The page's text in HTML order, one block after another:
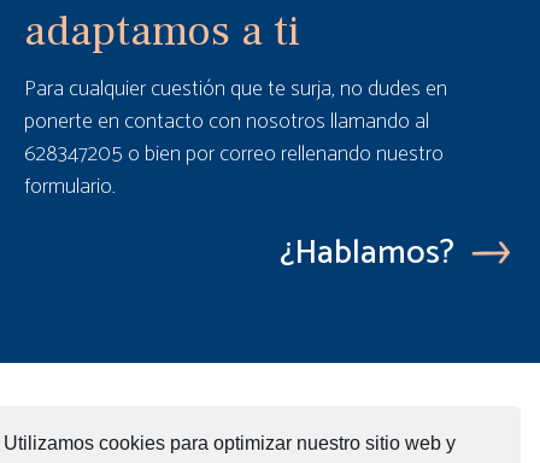
Utilizamos cookies para optimizar nuestro sitio web y
adaptamos a ti
Para cualquier cuestión que te surja, no dudes en
ponerte en contacto con nosotros llamando al
628347205 o bien por correo rellenando nuestro
formulario.
¿Hablamos?